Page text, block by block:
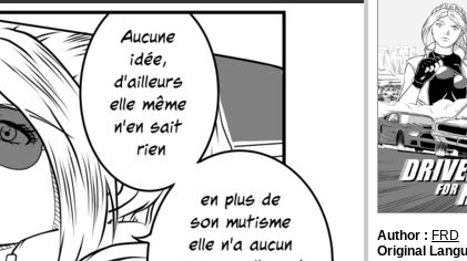
Author : FRD
Original